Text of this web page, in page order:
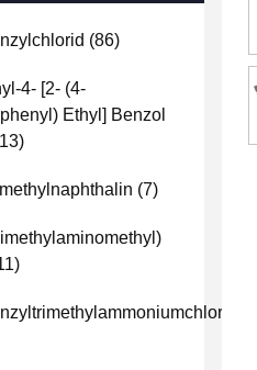
(86)
4- [2- (4-
Ethyl] Benzol
(7)